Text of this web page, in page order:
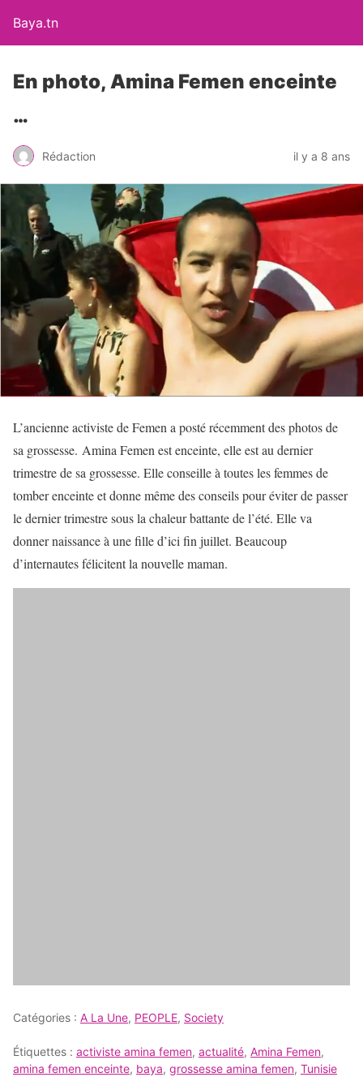
Baya.tn
En photo, Amina Femen enceinte
…
Rédaction il y a 8 ans
L’ancienne activiste de Femen a posté récemment des photos de
sa grossesse. Amina Femen est enceinte, elle est au dernier
trimestre de sa grossesse. Elle conseille à toutes les femmes de
tomber enceinte et donne même des conseils pour éviter de passer
le dernier trimestre sous la chaleur battante de l’été. Elle va
donner naissance à une fille d’ici fin juillet. Beaucoup
d’internautes félicitent la nouvelle maman.
Catégories : A La Une, PEOPLE, Society
Étiquettes : activiste amina femen, actualité, Amina Femen,
amina femen enceinte, baya, grossesse amina femen, Tunisie